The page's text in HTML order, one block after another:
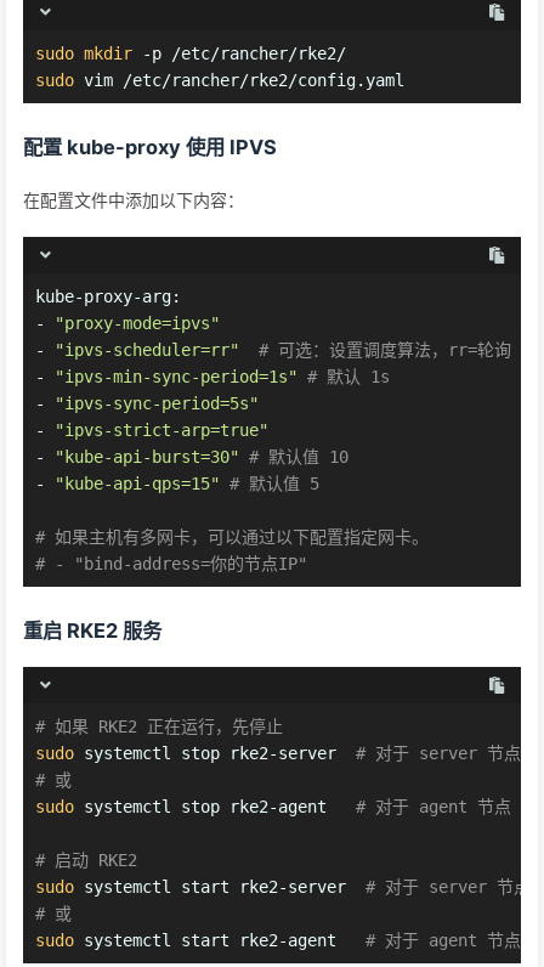
sudo mkdir -p /etc/rancher/rke2/
sudo vim /etc/rancher/rke2/config.yaml
配置 kube-proxy 使用 IPVS
在配置文件中添加以下内容：
kube-proxy-arg:
-
"proxy-mode=ipvs"
-
"ipvs-scheduler=rr"
# 可选：设置调度算法，rr=轮询
-
"ipvs-min-sync-period=1s" # 默认 1s
-
"ipvs-sync-period=5s"
-
"ipvs-strict-arp=true"
-
"kube-api-burst=30" # 默认值 10
-
"kube-api-qps=15" # 默认值 5
# 如果主机有多网卡，可以通过以下配置指定网卡。
# - "bind-address=你的节点IP"
重启 RKE2 服务
# 如果 RKE2 正在运行，先停止
sudo systemctl stop rke2-server # 对于 server 节点
# 或
sudo systemctl stop rke2-agent # 对于 agent 节点
# 启动 RKE2
sudo systemctl start rke2-server # 对于 server 节点
# 或
sudo systemctl start rke2-agent # 对于 agent 节点